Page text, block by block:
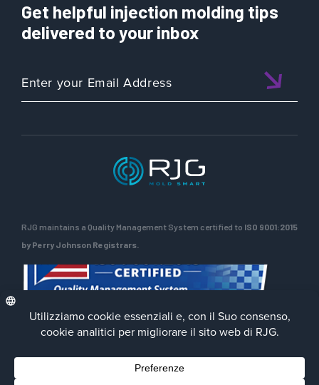
Get helpful injection molding tips
delivered to your inbox
RJG maintains a Quality Management System certified to ISO 9001:2015
by Perry Johnson Registrars.